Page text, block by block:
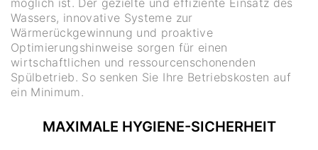
möglich ist. Der gezielte und effiziente Einsatz des
Wassers, innovative Systeme zur
Wärmerückgewinnung und proaktive
Optimierungshinweise sorgen für einen
wirtschaftlichen und ressourcenschonenden
Spülbetrieb. So senken Sie Ihre Betriebskosten auf
ein Minimum.
MAXIMALE HYGIENE-SICHERHEIT